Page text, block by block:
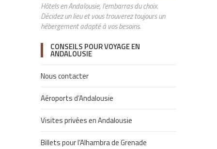
Hôtels en Andalousie, l'embarras du choix.
Décidez un lieu et vous trouverez toujours un
hébergement adapté à vos besoins.
CONSEILS POUR VOYAGE EN
ANDALOUSIE
Nous contacter
Aéroports d’Andalousie
Visites privées en Andalousie
Billets pour l’Alhambra de Grenade